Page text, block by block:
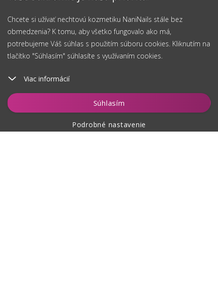
Chcete si užívať nechtovú kozmetiku NaniNails stále bez
obmedzenia? K tomu, aby všetko fungovalo ako má,
potrebujeme Váš súhlas s použitím súboru cookies. Kliknutím na
tlačítko "Súhlasím" súhlasíte s využívaním cookies.
Viac informácií
Súhlasím
Podrobné nastavenie